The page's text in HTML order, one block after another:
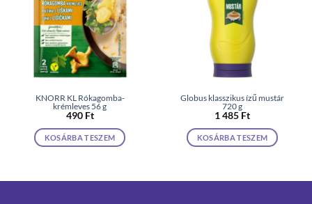
KNORR KL Rókagomba-
krémleves 56 g
490 Ft
KOSÁRBA TESZEM
Globus klasszikus ízű mustár
720 g
1 485 Ft
KOSÁRBA TESZEM